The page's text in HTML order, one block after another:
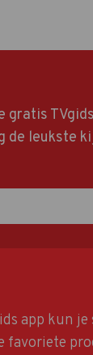
gratis
de leukste
app kun
favoriete